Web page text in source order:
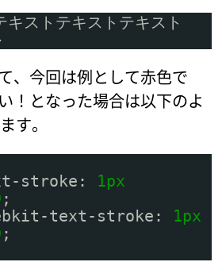
キストテキストテキスト
、今回は例として赤色で
！となった場合は以下のよ
す。
stroke: 1px
;
text-stroke: 1px
;